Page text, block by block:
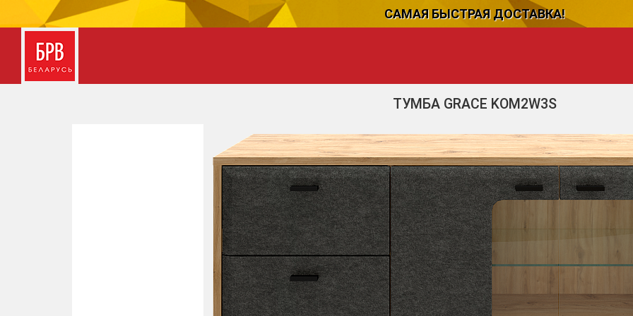
САМАЯ БЫСТРАЯ ДОСТАВКА!
ТУМБА GRACE KOM2W3S